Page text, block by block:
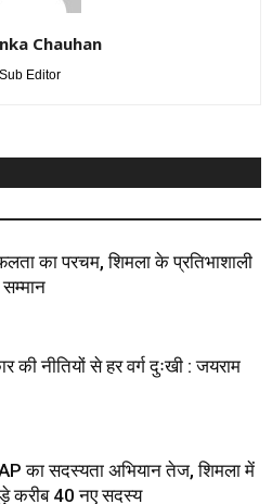
Chauhan
Sub Editor
का परचम, शिमला के प्रतिभाशाली
सम्मान
की नीतियों से हर वर्ग दुःखी : जयराम
का सदस्यता अभियान तेज, शिमला में
करीब 40 नए सदस्य